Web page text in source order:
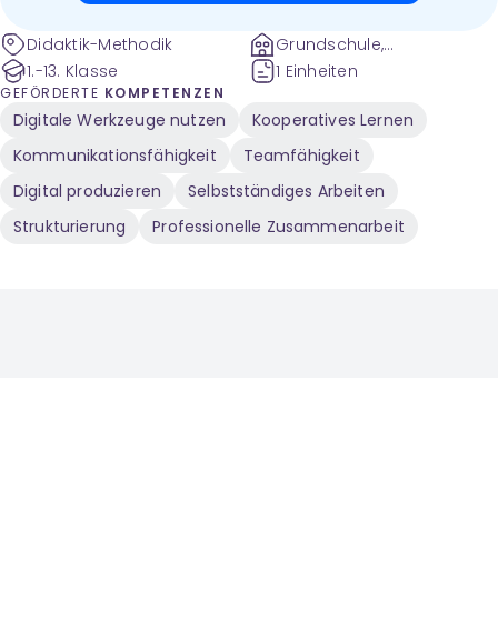
Didaktik-Methodik
1.-13. Klasse
Grundschule,
Sekundarstufe
1 Einheiten
GEFÖRDERTE KOMPETENZEN
Digitale Werkzeuge nutzen
Kooperatives Lernen
Kommunikationsfähigkeit
Teamfähigkeit
Digital produzieren
Selbstständiges Arbeiten
Strukturierung
Professionelle Zusammenarbeit